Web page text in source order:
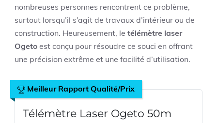
nombreuses personnes rencontrent ce problème,
surtout lorsqu’il s’agit de travaux d’intérieur ou de
construction. Heureusement, le télémètre laser
Ogeto est conçu pour résoudre ce souci en offrant
une précision extrême et une facilité d’utilisation.
Meilleur Rapport Qualité/Prix
Télémètre Laser Ogeto 50m